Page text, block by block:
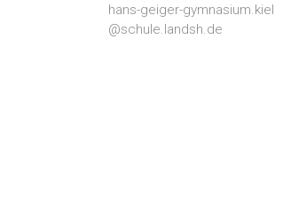
hans-geiger-gymnasium.kiel
@schule.landsh.de